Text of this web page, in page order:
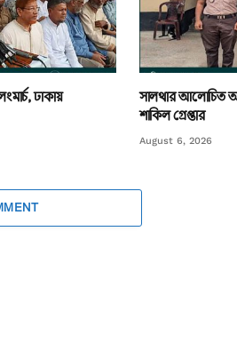
ঢাকায়
সালথার আলোচিত
শাকিল গ্রেপ্তার
August 6, 2026